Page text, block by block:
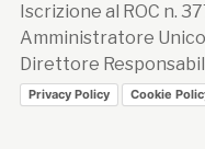
Iscrizione al ROC n.
Amministratore
Direttore
Privacy Policy Cookie